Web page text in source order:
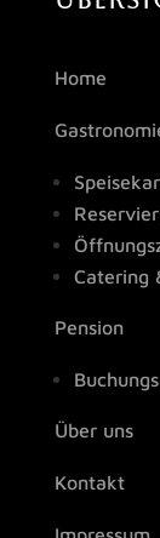
Home
Catering
Pension
Über uns
Kontakt